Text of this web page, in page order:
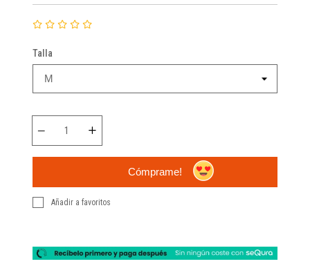
Talla
Cómprame!
Añadir a favoritos